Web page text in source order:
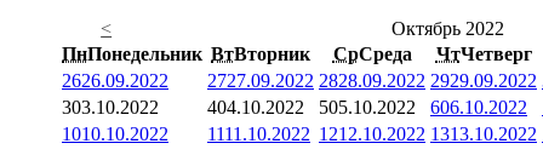
<
Октябрь 2022
ПнПонедельник ВтВторник СрСреда ЧтЧетверг
2626.09.2022 2727.09.2022 2828.09.2022 2929.09.2022
303.10.2022 404.10.2022 505.10.2022 606.10.2022
1010.10.2022 1111.10.2022 1212.10.2022 1313.10.2022